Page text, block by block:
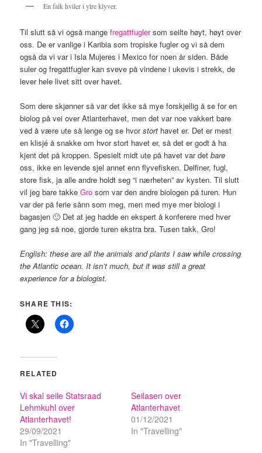
En falk hviler i ytre klyver.
Til slutt så vi også mangefregattfuglersom seilte høyt, høyt over
oss. De er vanlige i Karibia som tropiske fugler og vi så dem
også da vi var i Isla Mujeres i Mexico for noen år siden. Både
suler og fregattfugler kan sveve på vindene i ukevis i strekk, de
lever hele livet sitt over havet.
Som dere skjønner så var det ikke så mye forskjellig å se for en
biolog på vei over Atlanterhavet, men det var noe vakkert bare
ved å være ute så lenge og se hvorstort havet er. Det er mest
en klisjé å snakke om hvor stort havet er, så det er godt å ha
kjent det på kroppen. Spesielt midt ute på havet var detbare
oss, ikke en levende sjel annet enn flyvefisken. Delfiner, fugl,
store fisk, ja alle andre holdt seg “i nærheten” av kysten. Til slutt
vil jeg bare takkeGrosom var den andre biologen på turen. Hun
var der på ferie sånn som meg, men med mye mer biologi i
bagasjen 🙂 Det at jeg hadde en ekspert å konferere med hver
gang jeg så noe, gjorde turen ekstra bra. Tusen takk, Gro!
English: these are all the animals and plants I saw while crossing
the Atlantic ocean. It isn’t much, but it was still a great
experience for a biologist.
SHARE THIS:
RELATED
Vi skal seile Statsraad
Lehmkuhl over
Atlanterhavet!
29/09/2021
In "Travelling"
Seilasen over
Atlanterhavet
01/12/2021
In "Travelling"